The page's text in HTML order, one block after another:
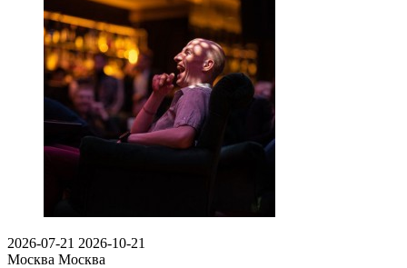
2026-07-21 2026-10-21
Москва Москва